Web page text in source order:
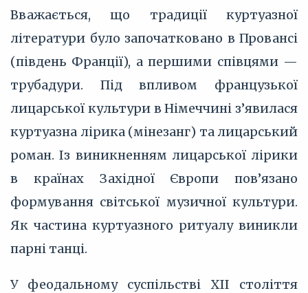
Вважається, що традиції куртуазної
літератури було започатковано в Провансі
(південь Франції), а першими співцями —
трубадури. Під впливом французької
лицарської культури в Німеччині з’явилася
куртуазна лірика (мінезанг) та лицарський
роман. Із виникненням лицарської лірики
в країнах Західної Європи пов’язано
формування світської музичної культури.
Як частина куртуазного ритуалу виникли
парні танці.
У феодальному суспільстві ХІІ століття